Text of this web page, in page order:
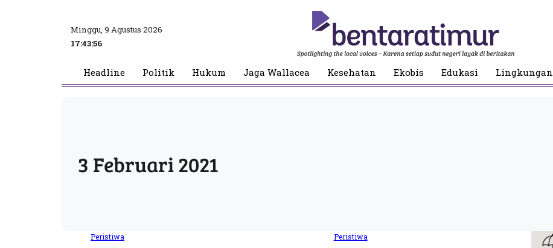
Minggu, 9 Agustus 2026
17:43:56
Headline Politik Hukum Jaga Wallacea Kesehatan Ekobis Edukasi Lingkungan
3 Februari 2021
Peristiwa Peristiwa